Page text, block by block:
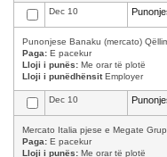
Dec 10
Punonjese Banaku (mercato)
Paga: E pacekur
Lloji i punës: Me orar të plotë
Lloji i punëdhënsitEmployer
Dec 10
Mercato Italia pjese e Megate
Paga: E pacekur
Lloji i punës: Me orar të plotë